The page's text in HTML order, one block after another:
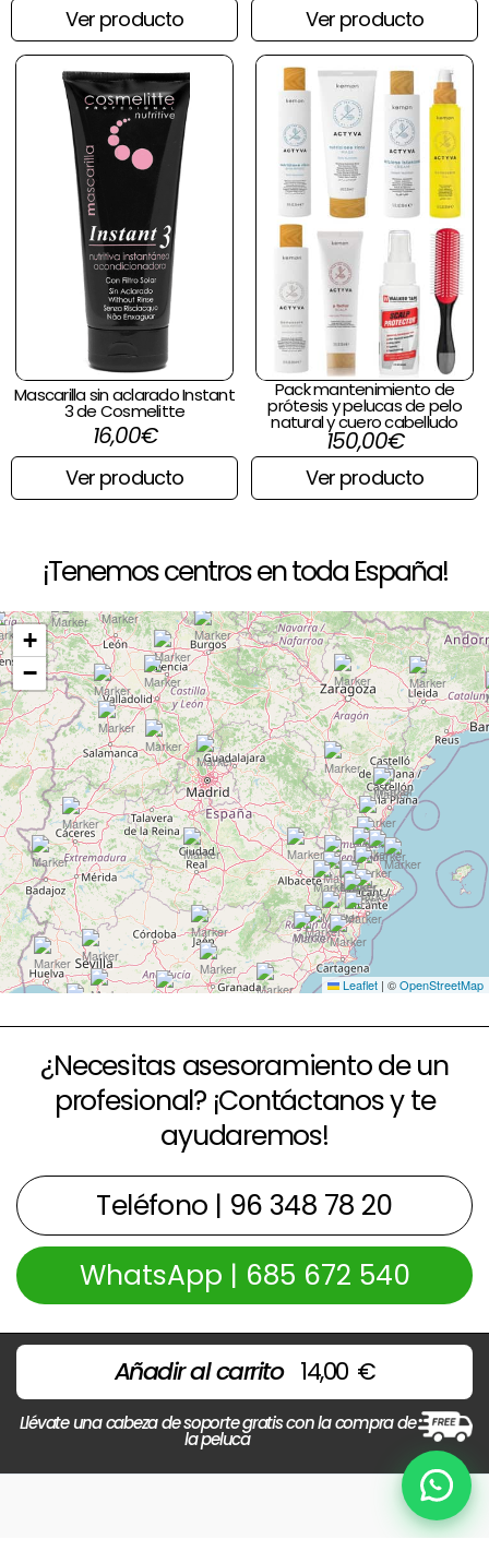
Ver producto Ver producto
Mascarilla sin aclarado Instant
3 de Cosmelitte
16,00€
Ver producto
Pack mantenimiento de
prótesis y pelucas de pelo
natural y cuero cabelludo
150,00€
Ver producto
¡Tenemos centros en toda España!
+
−
Leaflet | ©OpenStreetMap
¿Necesitas asesoramiento de un
profesional? ¡Contáctanos y te
ayudaremos!
Teléfono | 96 348 78 20
WhatsApp | 685 672 540
Añadir al carrito 14,00 €
Llévate una cabeza de soporte gratis con la compra de
la peluca
Chat